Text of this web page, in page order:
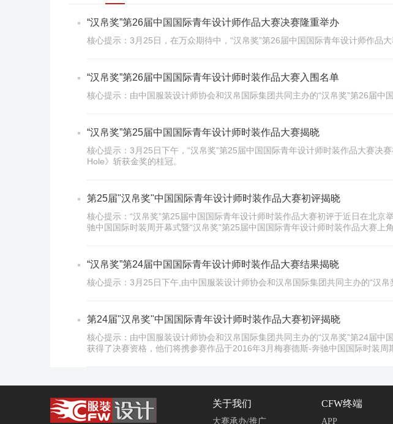
“汉帛奖”第26届中国国际青年设计师作品大赛决赛隆重举办
核心提示：3月25日，在万众期待中，“汉帛奖”第26届中国国际青年设计师作品大
“汉帛奖”第26届中国国际青年设计师时装作品大赛入围名单
核心提示：由中国服装设计师协会和汉帛国际集团共同主办的“汉帛奖”第26届
“汉帛奖”第25届中国国际青年设计师时装作品大赛揭晓
核心提示：3月25日下午，“汉帛奖”第25届中国国际青年设计师时装作品大赛
Hole》斩获金奖的桂冠。
第25届"汉帛奖"中国国际青年设计师时装作品大赛初评揭晓
核心提示：“汉帛奖”第25届中国国际青年设计师时装作品大赛初评于近日在北
驰中国国际时装周开幕式暨“汉帛奖”第25届中国国际青年设计师时装作品大赛上角
“汉帛奖”第24届中国国际青年设计师时装作品大赛结果揭晓
核心提示：3月25日下午,由中国服装设计师协会和汉帛国际集团共同主办的“汉
第24届"汉帛奖"中国国际青年设计师时装作品大赛初评揭晓
核心提示：由中国服装设计师协会和汉帛国际集团共同主办的“汉帛奖”第24届
获得了决赛资格，他们将携参赛作品于2016年3月梅赛德斯-奔驰中国国际时装周
关于我们
大赛承办/推广
CFW终端
APP